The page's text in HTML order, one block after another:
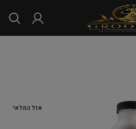
אזל המלאי